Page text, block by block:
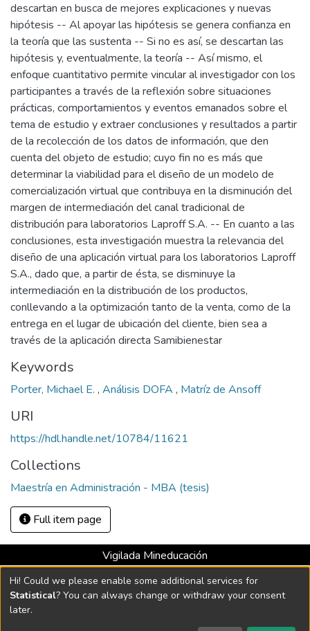
descartan en busca de mejores explicaciones y nuevas
hipótesis -- Al apoyar las hipótesis se genera confianza en
la teoría que las sustenta -- Si no es así, se descartan las
hipótesis y, eventualmente, la teoría -- Así mismo, el
enfoque cuantitativo permite vincular al investigador con los
participantes a través de la reflexión sobre situaciones
prácticas, comportamientos y eventos emanados sobre el
tema de estudio y extraer conclusiones y resultados a partir
de la recolección de los datos de información, que den
cuenta del objeto de estudio; cuyo fin no es más que
determinar la viabilidad para el diseño de un modelo de
comercialización virtual que contribuya en la disminución del
margen de intermediación del canal tradicional de
distribución para laboratorios Laproff S.A. -- En cuanto a las
conclusiones, esta investigación muestra la relevancia del
diseño de una aplicación virtual para los laboratorios Laproff
S.A., dado que, a partir de ésta, se disminuye la
intermediación en la distribución de los productos,
conllevando a la optimización tanto de la venta, como de la
entrega en el lugar de ubicación del cliente, bien sea a
través de la aplicación directa Samibienestar
Keywords
Porter, Michael E. , Análisis DOFA , Matríz de Ansoff
URI
https://hdl.handle.net/10784/11621
Collections
Maestría en Administración - MBA (tesis)
Full item page
Vigilada Mineducación
Universidad con Acreditación Institucional hasta 2026 -
Resolución MEN 2158 de 2018
Hi! Could we please enable some additional services for
Statistical? You can always change or withdraw your consent
later.